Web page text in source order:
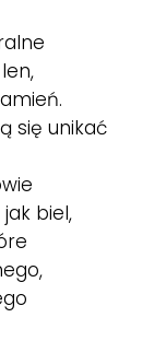
się unikać
biel,